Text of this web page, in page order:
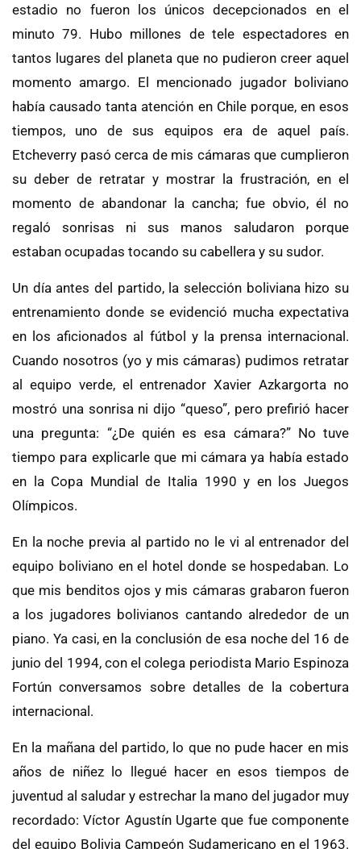
estadio no fueron los únicos decepcionados en el
minuto 79. Hubo millones de tele espectadores en
tantos lugares del planeta que no pudieron creer aquel
momento amargo. El mencionado jugador boliviano
había causado tanta atención en Chile porque, en esos
tiempos, uno de sus equipos era de aquel país.
Etcheverry pasó cerca de mis cámaras que cumplieron
su deber de retratar y mostrar la frustración, en el
momento de abandonar la cancha; fue obvio, él no
regaló sonrisas ni sus manos saludaron porque
estaban ocupadas tocando su cabellera y su sudor.
Un día antes del partido, la selección boliviana hizo su
entrenamiento donde se evidenció mucha expectativa
en los aficionados al fútbol y la prensa internacional.
Cuando nosotros (yo y mis cámaras) pudimos retratar
al equipo verde, el entrenador Xavier Azkargorta no
mostró una sonrisa ni dijo “queso”, pero prefirió hacer
una pregunta: “¿De quién es esa cámara?” No tuve
tiempo para explicarle que mi cámara ya había estado
en la Copa Mundial de Italia 1990 y en los Juegos
Olímpicos.
En la noche previa al partido no le vi al entrenador del
equipo boliviano en el hotel donde se hospedaban. Lo
que mis benditos ojos y mis cámaras grabaron fueron
a los jugadores bolivianos cantando alrededor de un
piano. Ya casi, en la conclusión de esa noche del 16 de
junio del 1994, con el colega periodista Mario Espinoza
Fortún conversamos sobre detalles de la cobertura
internacional.
En la mañana del partido, lo que no pude hacer en mis
años de niñez lo llegué hacer en esos tiempos de
juventud al saludar y estrechar la mano del jugador muy
recordado: Víctor Agustín Ugarte que fue componente
del equipo Bolivia Campeón Sudamericano en el 1963.